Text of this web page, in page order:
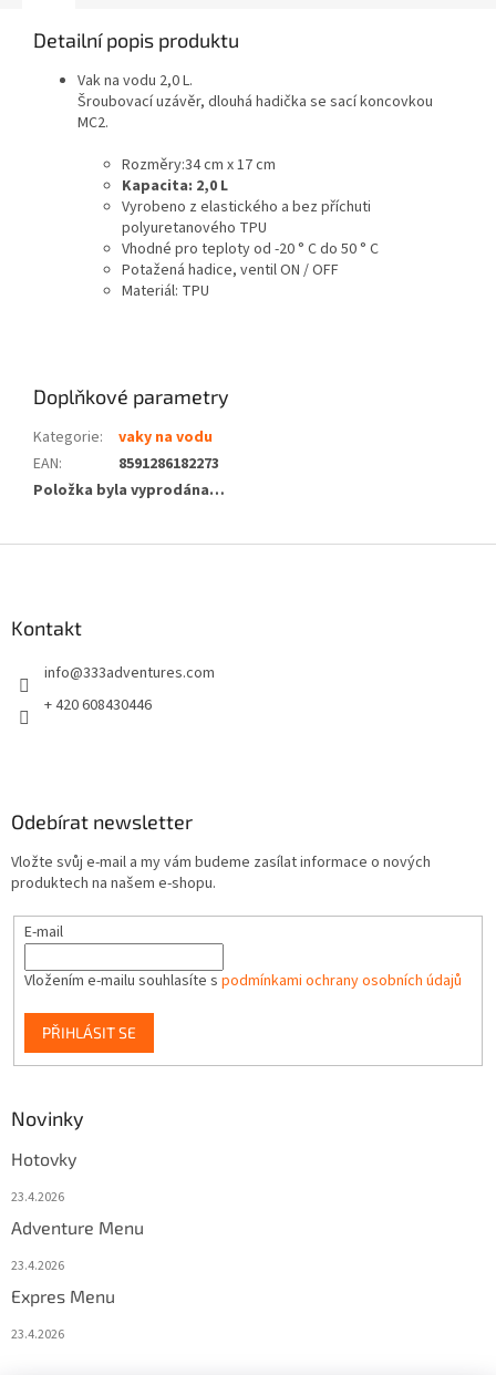
Detailní popis produktu
Vak na vodu 2,0 L.
Šroubovací uzávěr, dlouhá hadička se sací koncovkou
MC2.
Rozměry:34 cm x 17 cm
Kapacita: 2,0 L
Vyrobeno z elastického a bez příchuti
polyuretanového TPU
Vhodné pro teploty od -20 ° C do 50 ° C
Potažená hadice, ventil ON / OFF
Materiál: TPU
Doplňkové parametry
Kategorie:
vaky na vodu
EAN:
8591286182273
Položka byla vyprodána…
Kontakt
info@333adventures.com
+ 420 608430446
Odebírat newsletter
Vložte svůj e-mail a my vám budeme zasílat informace o nových
produktech na našem e-shopu.
E-mail
Vložením e-mailu souhlasíte s podmínkami ochrany osobních údajů
PŘIHLÁSIT SE
Novinky
Hotovky
23.4.2026
Adventure Menu
23.4.2026
Expres Menu
23.4.2026